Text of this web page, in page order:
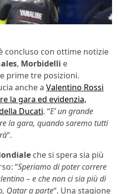
concluso con ottime notizie
, Morbidelli e
prime tre posizioni.
anche a Valentino Rossi
la gara ed evidenzia,
Ducati. “E’ un grande
la gara, quando saremo tutti
“.
che si spera sia più
“Speriamo di poter correre
– e che non ci sia più di
Qatar a parte“. Una stagione